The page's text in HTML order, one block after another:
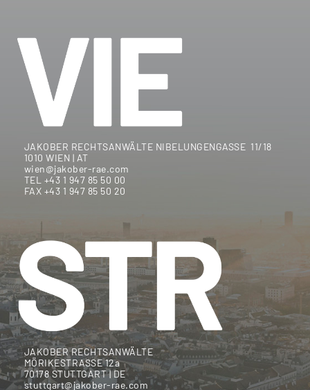
JAKOBER RECHTSANWÄLTE NIBELUNGENGASSE 11/18
1010 WIEN | AT
wien@jakober-rae.com
TEL +43 1 947 85 50 00
FAX +43 1 947 85 50 20
JAKOBER RECHTSANWÄLTE
MÖRIKESTRASSE 12a
70178 STUTTGART | DE
stuttgart@jakober-rae.com